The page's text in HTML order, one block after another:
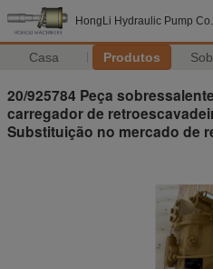
HongLi Hydraulic Pump
Casa Produtos
20/925784 Peça
carregador de
Substituição no mercado de